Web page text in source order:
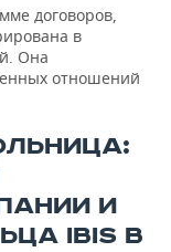
договоров,
в
Она
отношений
И
IBIS В